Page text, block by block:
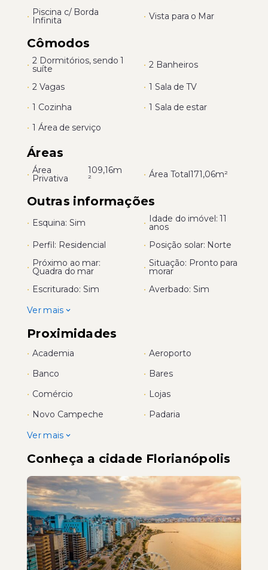
• Piscina c/ Borda
Infinita • Vista para o Mar
Cômodos
• 2 Dormitórios, sendo 1
suíte • 2 Banheiros
• 2 Vagas • 1 Sala de TV
• 1 Cozinha • 1 Sala de estar
• 1 Área de serviço
Áreas
• Área
Privativa
109,16m
² • Área Total171,06m²
Outras informações
• Esquina: Sim • Idade do imóvel: 11
anos
• Perfil: Residencial • Posição solar: Norte
• Próximo ao mar:
Quadra do mar • Situação: Pronto para
morar
• Escriturado: Sim • Averbado: Sim
Ver mais
Proximidades
• Academia • Aeroporto
• Banco • Bares
• Comércio • Lojas
• Novo Campeche • Padaria
Ver mais
Conheça a cidade Florianópolis